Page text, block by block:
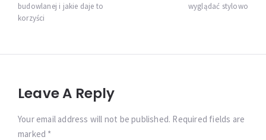
budowlanej i jakie daje to
korzyści
wyglądać stylowo
Leave A Reply
Your email address will not be published. Required fields are
marked *